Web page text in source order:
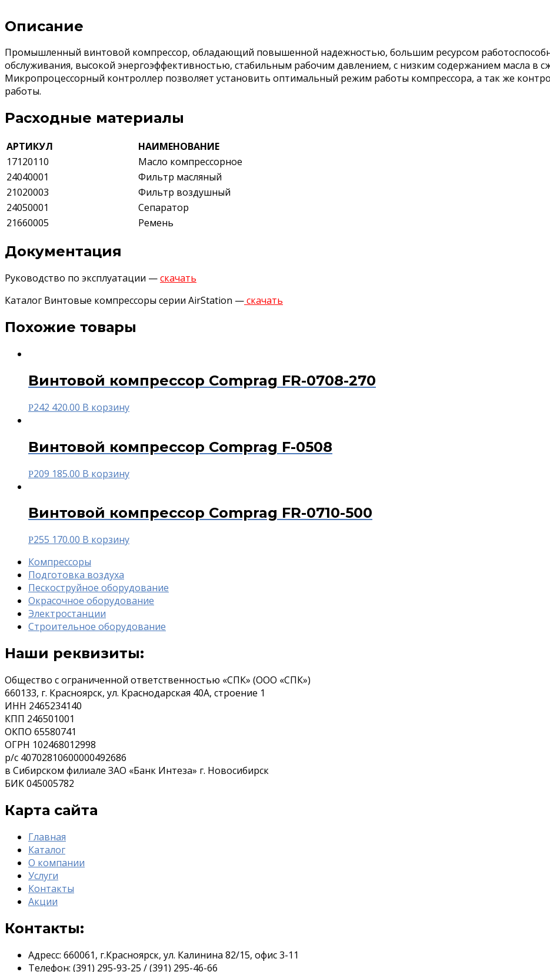
Описание
Промышленный винтовой компрессор, обладающий повышенной надежностью, большим ресурсом
обслуживания, высокой энергоэффективностью, стабильным рабочим давлением, с низким содержанием масла в
Микропроцессорный контроллер позволяет установить оптимальный режим работы компрессора, а так же
работы.
Расходные материалы
АРТИКУЛ
НАИМЕНОВАНИЕ
17120110
Масло компрессорное
24040001
Фильтр масляный
21020003
Фильтр воздушный
24050001
Сепаратор
21660005
Ремень
Документация
Руководство по эксплуатации —скачать
Каталог Винтовые компрессоры серии AirStation —скачать
Похожие товары
Винтовой компрессор Comprag FR-0708-270
Р242 420.00 В корзину
Винтовой компрессор Comprag F-0508
Р209 185.00 В корзину
Винтовой компрессор Comprag FR-0710-500
Р255 170.00 В корзину
Компрессоры
Подготовка воздуха
Пескоструйное оборудование
Окрасочное оборудование
Электростанции
Строительное оборудование
Наши реквизиты:
Общество с ограниченной ответственностью «СПК» (ООО «СПК»)
660133, г. Красноярск, ул. Краснодарская 40А, строение 1
ИНН 2465234140
КПП 246501001
ОКПО 65580741
ОГРН 102468012998
р/с 40702810600000492686
в Сибирском филиале ЗАО «Банк Интеза» г. Новосибирск
БИК 045005782
Карта сайта
Главная
Каталог
О компании
Услуги
Контакты
Акции
Контакты:
Адресс: 660061, г.Красноярск, ул. Калинина 82/15, офис 3-11
Телефон: (391) 295-93-25 / (391) 295-46-66